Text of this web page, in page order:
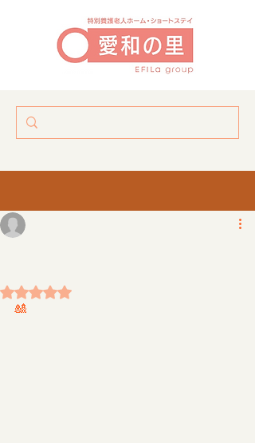
お雛様、🎎　二つ目だしました。